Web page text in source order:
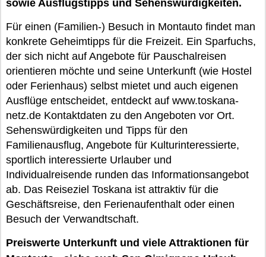
sowie Ausflugstipps und Sehenswürdigkeiten.
Für einen (Familien-) Besuch in Montauto findet man
konkrete Geheimtipps für die Freizeit. Ein Sparfuchs,
der sich nicht auf Angebote für Pauschalreisen
orientieren möchte und seine Unterkunft (wie Hostel
oder Ferienhaus) selbst mietet und auch eigenen
Ausflüge entscheidet, entdeckt auf www.toskana-
netz.de Kontaktdaten zu den Angeboten vor Ort.
Sehenswürdigkeiten und Tipps für den
Familienausflug, Angebote für Kulturinteressierte,
sportlich interessierte Urlauber und
Individualreisende runden das Informationsangebot
ab. Das Reiseziel Toskana ist attraktiv für die
Geschäftsreise, den Ferienaufenthalt oder einen
Besuch der Verwandtschaft.
Preiswerte Unterkunft und viele Attraktionen für